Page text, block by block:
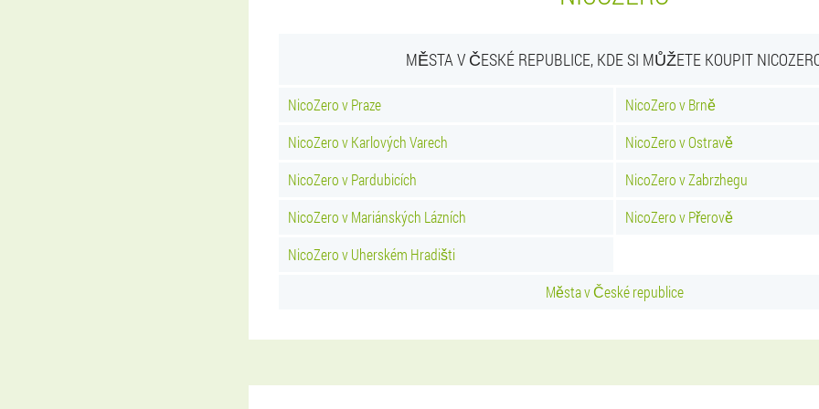
MĚSTA V ČESKÉ REPUBLICE, KDE SI MŮŽETE KOUPIT
NicoZero v Praze
NicoZero v Brně
NicoZero v Karlových Varech
NicoZero v Ostravě
NicoZero v Pardubicích
NicoZero v Zabrzhegu
NicoZero v Mariánských Lázních
NicoZero v Přerově
NicoZero v Uherském Hradišti
Města v České republice